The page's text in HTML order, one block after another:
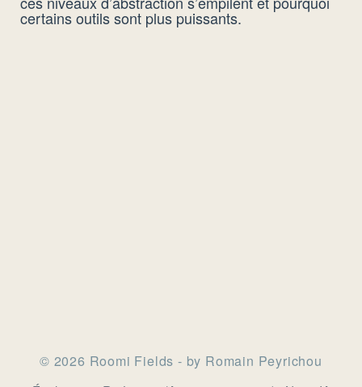
certains outils sont plus puissants.
© 2026 Roomi Fields - by Romain Peyrichou